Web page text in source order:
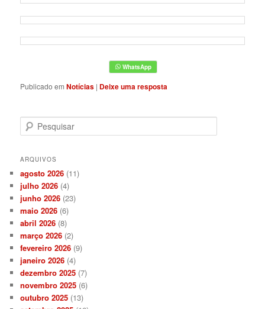
Publicado em Notícias | Deixe uma resposta
e
q
i
s
a
r
ARQUIVOS
agosto 2026 (11)
julho 2026 (4)
junho 2026 (23)
maio 2026 (6)
abril 2026 (8)
março 2026 (2)
fevereiro 2026 (9)
janeiro 2026 (4)
dezembro 2025 (7)
novembro 2025 (6)
outubro 2025 (13)